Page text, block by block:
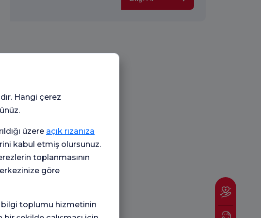
Hangi çerez
üzere açık rızanıza
kabul etmiş olursunuz.
toplanmasının
göre
bilgi toplumu hizmetinin